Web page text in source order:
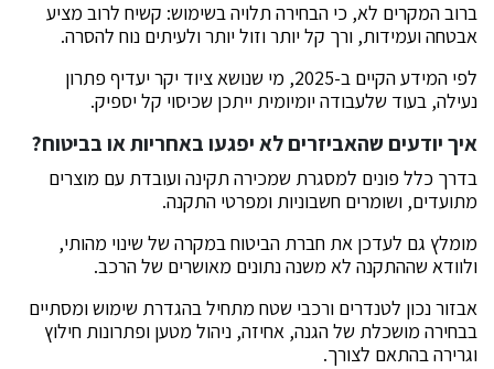
ברוב המקרים לא, כי הבחירה תלויה בשימוש: קשיח לרוב מציע
אבטחה ועמידות, ורך קל יותר וזול יותר ולעיתים נוח להסרה.
לפי המידע הקיים ב-2025, מי שנושא ציוד יקר יעדיף פתרון
נעילה, בעוד שלעבודה יומיומית ייתכן שכיסוי קל יספיק.
איך יודעים שהאביזרים לא יפגעו באחריות או בביטוח?
בדרך כלל פונים למסגרת שמכירה תקינה ועובדת עם מוצרים
מתועדים, ושומרים חשבוניות ומפרטי התקנה.
מומלץ גם לעדכן את חברת הביטוח במקרה של שינוי מהותי,
ולוודא שההתקנה לא משנה נתונים מאושרים של הרכב.
אבזור נכון לטנדרים ורכבי שטח מתחיל בהגדרת שימוש ומסתיים
בבחירה מושכלת של הגנה, אחיזה, ניהול מטען ופתרונות חילוץ
וגרירה בהתאם לצורך.